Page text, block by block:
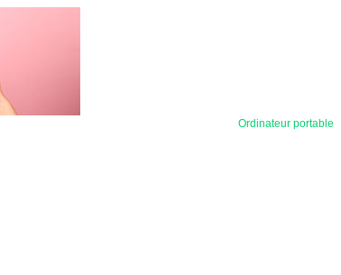
Ordinateur portable